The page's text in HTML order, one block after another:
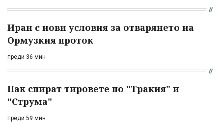
Иран с нови условия за отварянето на
Ормузкия проток
преди 36 мин
Пак спират тировете по "Тракия" и
"Струма"
преди 59 мин